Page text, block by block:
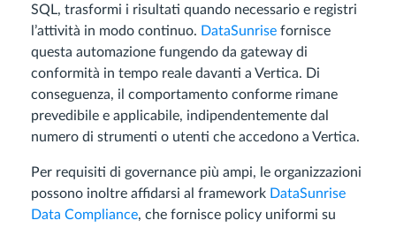
SQL, trasformi i risultati quando necessario e registri
l’attività in modo continuo. DataSunrise fornisce
questa automazione fungendo da gateway di
conformità in tempo reale davanti a Vertica. Di
conseguenza, il comportamento conforme rimane
prevedibile e applicabile, indipendentemente dal
numero di strumenti o utenti che accedono a Vertica.
Per requisiti di governance più ampi, le organizzazioni
possono inoltre affidarsi al framework DataSunrise
Data Compliance, che fornisce policy uniformi su